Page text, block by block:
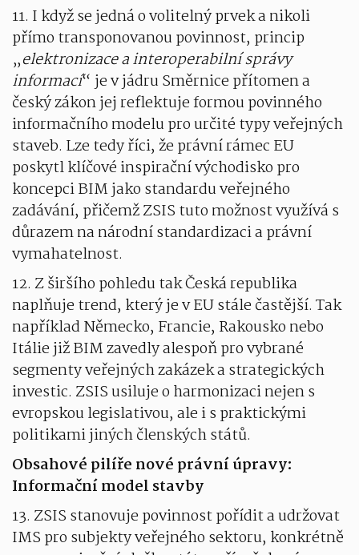
11. I když se jedná o volitelný prvek a nikoli
přímo transponovanou povinnost, princip
„elektronizace a interoperabilní správy
informací“ je v jádru Směrnice přítomen a
český zákon jej reflektuje formou povinného
informačního modelu pro určité typy veřejných
staveb. Lze tedy říci, že právní rámec EU
poskytl klíčové inspirační východisko pro
koncepci BIM jako standardu veřejného
zadávání, přičemž ZSIS tuto možnost využívá s
důrazem na národní standardizaci a právní
vymahatelnost.
12. Z širšího pohledu tak Česká republika
naplňuje trend, který je v EU stále častější. Tak
například Německo, Francie, Rakousko nebo
Itálie již BIM zavedly alespoň pro vybrané
segmenty veřejných zakázek a strategických
investic. ZSIS usiluje o harmonizaci nejen s
evropskou legislativou, ale i s praktickými
politikami jiných členských států.
Obsahové pilíře nové právní úpravy:
Informační model stavby
13. ZSIS stanovuje povinnost pořídit a udržovat
IMS pro subjekty veřejného sektoru, konkrétně